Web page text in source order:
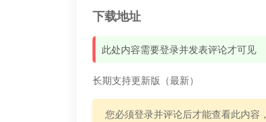
下载地址
此处内容需要登录并发表评论才可见
长期支持更新版（最新）
您必须登录并评论后才能查看此内容，